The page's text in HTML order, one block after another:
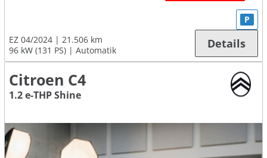
EZ 04/2024
21.506 km
96 kW (131 PS)
Automatik
P
Details
Citroen C4
1.2 e-THP Shine